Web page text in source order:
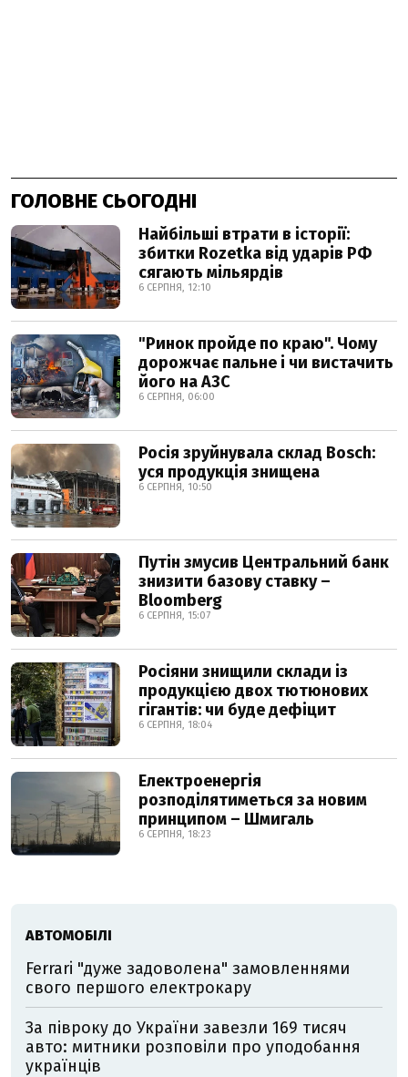
ГОЛОВНЕ СЬОГОДНІ
Найбільші втрати в історії:
збитки Rozetka від ударів РФ
сягають мільярдів
6 СЕРПНЯ, 12:10
"Ринок пройде по краю". Чому
дорожчає пальне і чи вистачить
його на АЗС
6 СЕРПНЯ, 06:00
Росія зруйнувала склад Bosch:
уся продукція знищена
6 СЕРПНЯ, 10:50
Путін змусив Центральний банк
знизити базову ставку –
Bloomberg
6 СЕРПНЯ, 15:07
Росіяни знищили склади із
продукцією двох тютюнових
гігантів: чи буде дефіцит
6 СЕРПНЯ, 18:04
Електроенергія
розподілятиметься за новим
принципом – Шмигаль
6 СЕРПНЯ, 18:23
АВТОМОБІЛІ
Ferrari "дуже задоволена" замовленнями
свого першого електрокару
За півроку до України завезли 169 тисяч
авто: митники розповіли про уподобання
українців